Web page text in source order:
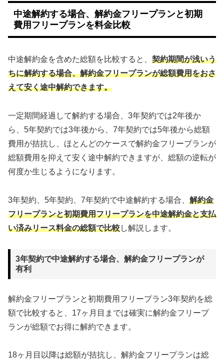
中途解約する場合、解約金フリープランと初期
費用フリープランを料金比較
中途解約金を含めた総額を比較すると、 契約期間が浅いう
ちに解約する場合、解約金フリープランが総額費用をおさ
えて安く途中解約できます。
一定期間経過して解約する場合、3年契約では2年後か
ら、5年契約では3年後から、7年契約では5年後から総額
費用が拮抗し、ほとんどのケースで解約金フリープランが
総額費用を抑えて安く途中解約できますが、総額の逆転が
何度か生じるようになります。
3年契約、5年契約、7年契約で中途解約する場合、 解約金
フリープランと初期費用フリープランを中途解約金と支払
い済みリース料金の総額で比較し解説します。
3年契約で中途解約する場合、解約金フリープランが
有利
解約金フリープランと初期費用フリープラン3年契約を総
額で比較すると、17ヶ月目までは確実に解約金フリープ
ランが総額でお得に解約できます。
18ヶ月目以降は総額が拮抗し、解約金フリープランは総